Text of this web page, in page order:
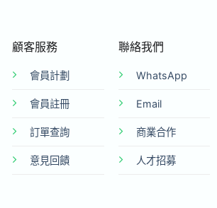
顧客服務
會員計劃
會員註冊
訂單查詢
意見回饋
聯絡我們
WhatsApp
Email
商業合作
人才招募